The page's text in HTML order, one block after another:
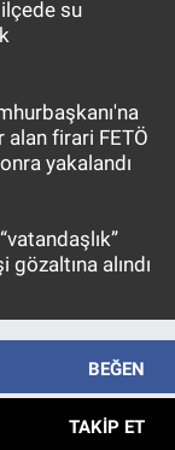
su
firari FETÖ
yakalandı
alındı
BEĞEN
TAKIP ET